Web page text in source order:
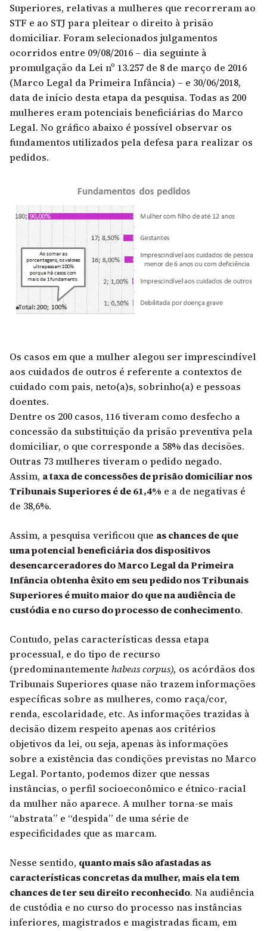
Superiores, relativas a mulheres que recorreram ao
STF e ao STJ para pleitear o direito à prisão
domiciliar. Foram selecionados julgamentos
ocorridos entre 09/08/2016 – dia seguinte à
promulgação da Lei nº 13.257 de 8 de março de 2016
(Marco Legal da Primeira Infância) – e 30/06/2018,
data de início desta etapa da pesquisa. Todas as 200
mulheres eram potenciais beneficiárias do Marco
Legal. No gráfico abaixo é possível observar os
fundamentos utilizados pela defesa para realizar os
pedidos.
Os casos em que a mulher alegou ser imprescindível
aos cuidados de outros é referente a contextos de
cuidado com pais, neto(a)s, sobrinho(a) e pessoas
doentes.
Dentre os 200 casos, 116 tiveram como desfecho a
concessão da substituição da prisão preventiva pela
domiciliar, o que corresponde a 58% das decisões.
Outras 73 mulheres tiveram o pedido negado.
Assim, a taxa de concessões de prisão domiciliar nos
Tribunais Superiores é de 61,4% e a de negativas é
de 38,6%.
Assim, a pesquisa verificou que as chances de que
uma potencial beneficiária dos dispositivos
desencarceradores do Marco Legal da Primeira
Infância obtenha êxito em seu pedido nos Tribunais
Superiores é muito maior do que na audiência de
custódia e no curso do processo de conhecimento.
Contudo, pelas características dessa etapa
processual, e do tipo de recurso
(predominantemente habeas corpus), os acórdãos dos
Tribunais Superiores quase não trazem informações
específicas sobre as mulheres, como raça/cor,
renda, escolaridade, etc. As informações trazidas à
decisão dizem respeito apenas aos critérios
objetivos da lei, ou seja, apenas às informações
sobre a existência das condições previstas no Marco
Legal. Portanto, podemos dizer que nessas
instâncias, o perfil socioeconômico e étnico-racial
da mulher não aparece. A mulher torna-se mais
“abstrata” e “despida” de uma série de
especificidades que as marcam.
Nesse sentido, quanto mais são afastadas as
características concretas da mulher, mais ela tem
chances de ter seu direito reconhecido. Na audiência
de custódia e no curso do processo nas instâncias
inferiores, magistrados e magistradas ficam, em